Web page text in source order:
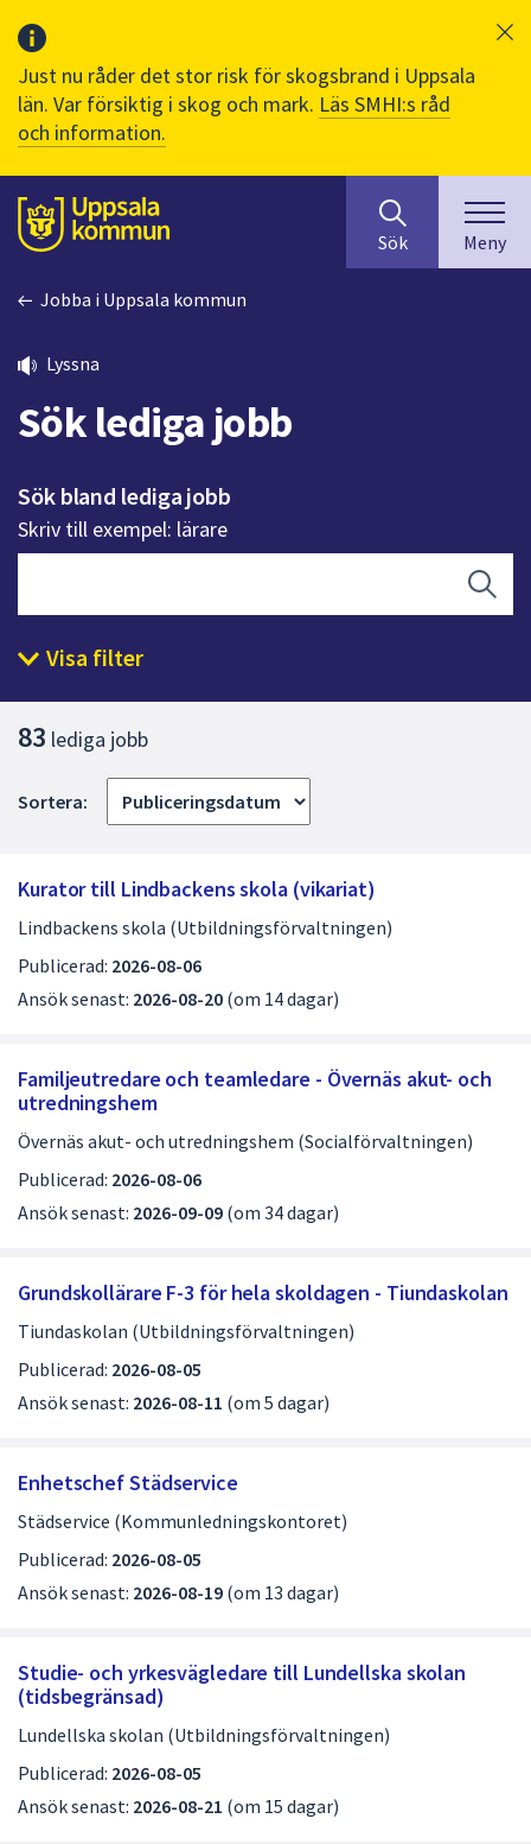
Just nu råder det stor risk för skogsbrand i Uppsala
län. Var försiktig i skog och mark. Läs SMHI:s råd
och information.
Till sidans
huvudinnehåll
efter
innehåll
på
att
under
piltangenterna
enter
för
dem.
Sök Meny
Jobba i Uppsala kommun
Lyssna
Sök lediga jobb
Sök bland lediga jobb
Skriv till exempel: lärare
Sök
Visa filter
m
83 lediga jobb
Sortera:
Kurator till Lindbackens skola (vikariat)
Lindbackens skola (Utbildningsförvaltningen)
Publicerad: 2026-08-06
Ansök senast: 2026-08-20 (om 14 dagar)
Familjeutredare och teamledare - Övernäs akut- och
utredningshem
Övernäs akut- och utredningshem (Socialförvaltningen)
Publicerad: 2026-08-06
Ansök senast: 2026-09-09 (om 34 dagar)
Grundskollärare F-3 för hela skoldagen - Tiundaskolan
Tiundaskolan (Utbildningsförvaltningen)
Publicerad: 2026-08-05
Ansök senast: 2026-08-11 (om 5 dagar)
Enhetschef Städservice
Städservice (Kommunledningskontoret)
Publicerad: 2026-08-05
Ansök senast: 2026-08-19 (om 13 dagar)
Studie- och yrkesvägledare till Lundellska skolan
(tidsbegränsad)
Lundellska skolan (Utbildningsförvaltningen)
Publicerad: 2026-08-05
Ansök senast: 2026-08-21 (om 15 dagar)